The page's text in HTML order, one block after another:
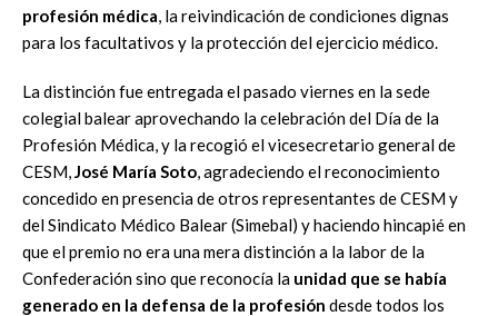
profesión médica, la reivindicación de condiciones dignas
para los facultativos y la protección del ejercicio médico.
La distinción fue entregada el pasado viernes en la sede
colegial balear aprovechando la celebración del Día de la
Profesión Médica, y la recogió el vicesecretario general de
CESM,José María Soto, agradeciendo el reconocimiento
concedido en presencia de otros representantes de CESM y
del Sindicato Médico Balear (Simebal) y haciendo hincapié en
que el premio no era una mera distinción a la labor de la
Confederación sino que reconocía la unidad que se había
generado en la defensa de la profesión desde todos los